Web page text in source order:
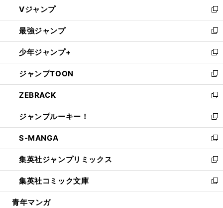
ィ
ン
ド
ウ
で
開
く
い
ウ
ィ
ン
ド
ウ
で
開
く
Vジャンプ
新
し
い
ウ
ィ
ン
ド
ウ
で
開
く
最強ジャンプ
新
し
い
ウ
ィ
ン
ド
ウ
で
開
く
少年ジャンプ+
新
し
い
ウ
ィ
ン
ド
ウ
で
開
く
ジャンプTOON
新
し
い
ウ
ィ
ン
ド
ウ
で
開
く
ZEBRACK
新
し
い
ウ
ィ
ン
ド
ウ
で
開
ジャンプルーキー！
新
し
い
ウ
ィ
ン
ド
ウ
S-MANGA
新
し
い
ウ
ィ
ン
集英社ジャンプリミックス
新
し
い
ウ
集英社コミック文庫
新
し
青年マンガ